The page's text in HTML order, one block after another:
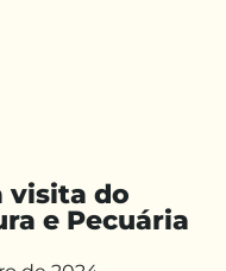
visita do
e Pecuária